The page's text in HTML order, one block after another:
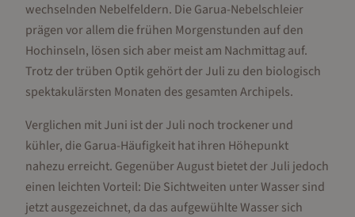
wechselnden Nebelfeldern. Die Garua-Nebelschleier
prägen vor allem die frühen Morgenstunden auf den
Hochinseln, lösen sich aber meist am Nachmittag auf.
Trotz der trüben Optik gehört der Juli zu den biologisch
spektakulärsten Monaten des gesamten Archipels.
Verglichen mit Juni ist der Juli noch trockener und
kühler, die Garua-Häufigkeit hat ihren Höhepunkt
nahezu erreicht. Gegenüber August bietet der Juli jedoch
einen leichten Vorteil: Die Sichtweiten unter Wasser sind
jetzt ausgezeichnet, da das aufgewühlte Wasser sich